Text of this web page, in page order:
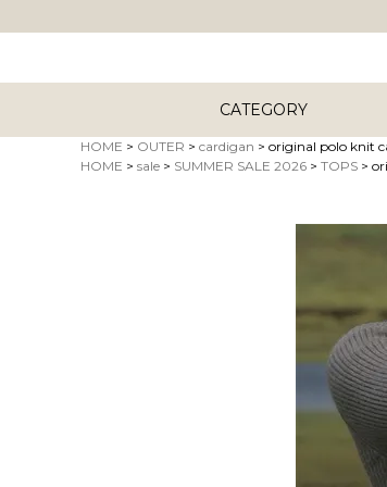
CATEGORY
HOME OUTER cardigan
original polo knit
HOME
sale SUMMER SALE 2026 TOPS